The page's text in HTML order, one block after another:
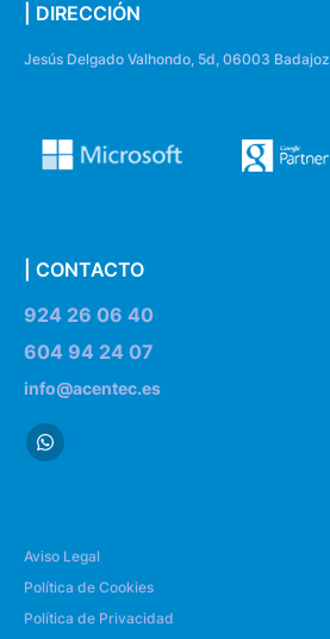
| DIRECCIÓN
Jesús Delgado Valhondo, 5d, 06003 Badajoz
| CONTACTO
924 26 06 40
604 94 24 07
info@acentec.es
Aviso Legal
Política de Cookies
Política de Privacidad